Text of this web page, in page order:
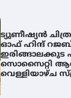
ട്യുണീഷ്യൻ
ഓഫ് ഹിന്ദ് റജബ്
ഇരിങ്ങാലക്കുട
സൊസൈറ്റി
വെള്ളിയാഴ്ച